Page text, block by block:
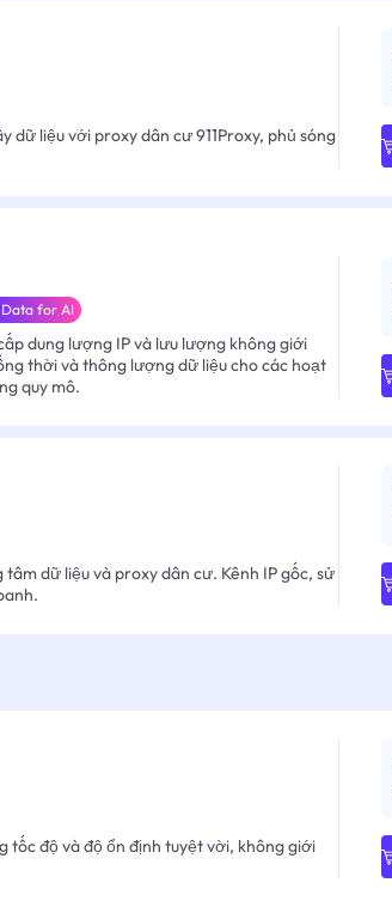
dữ liệu với proxy dân cư 911Proxy, phủ sóng
Data for AI
dung lượng IP và lưu lượng không giới
thời và thông lượng dữ liệu cho các hoạt
quy mô.
dữ liệu và proxy dân cư. Kênh IP gốc, sử
độ và độ ổn định tuyệt vời, không giới